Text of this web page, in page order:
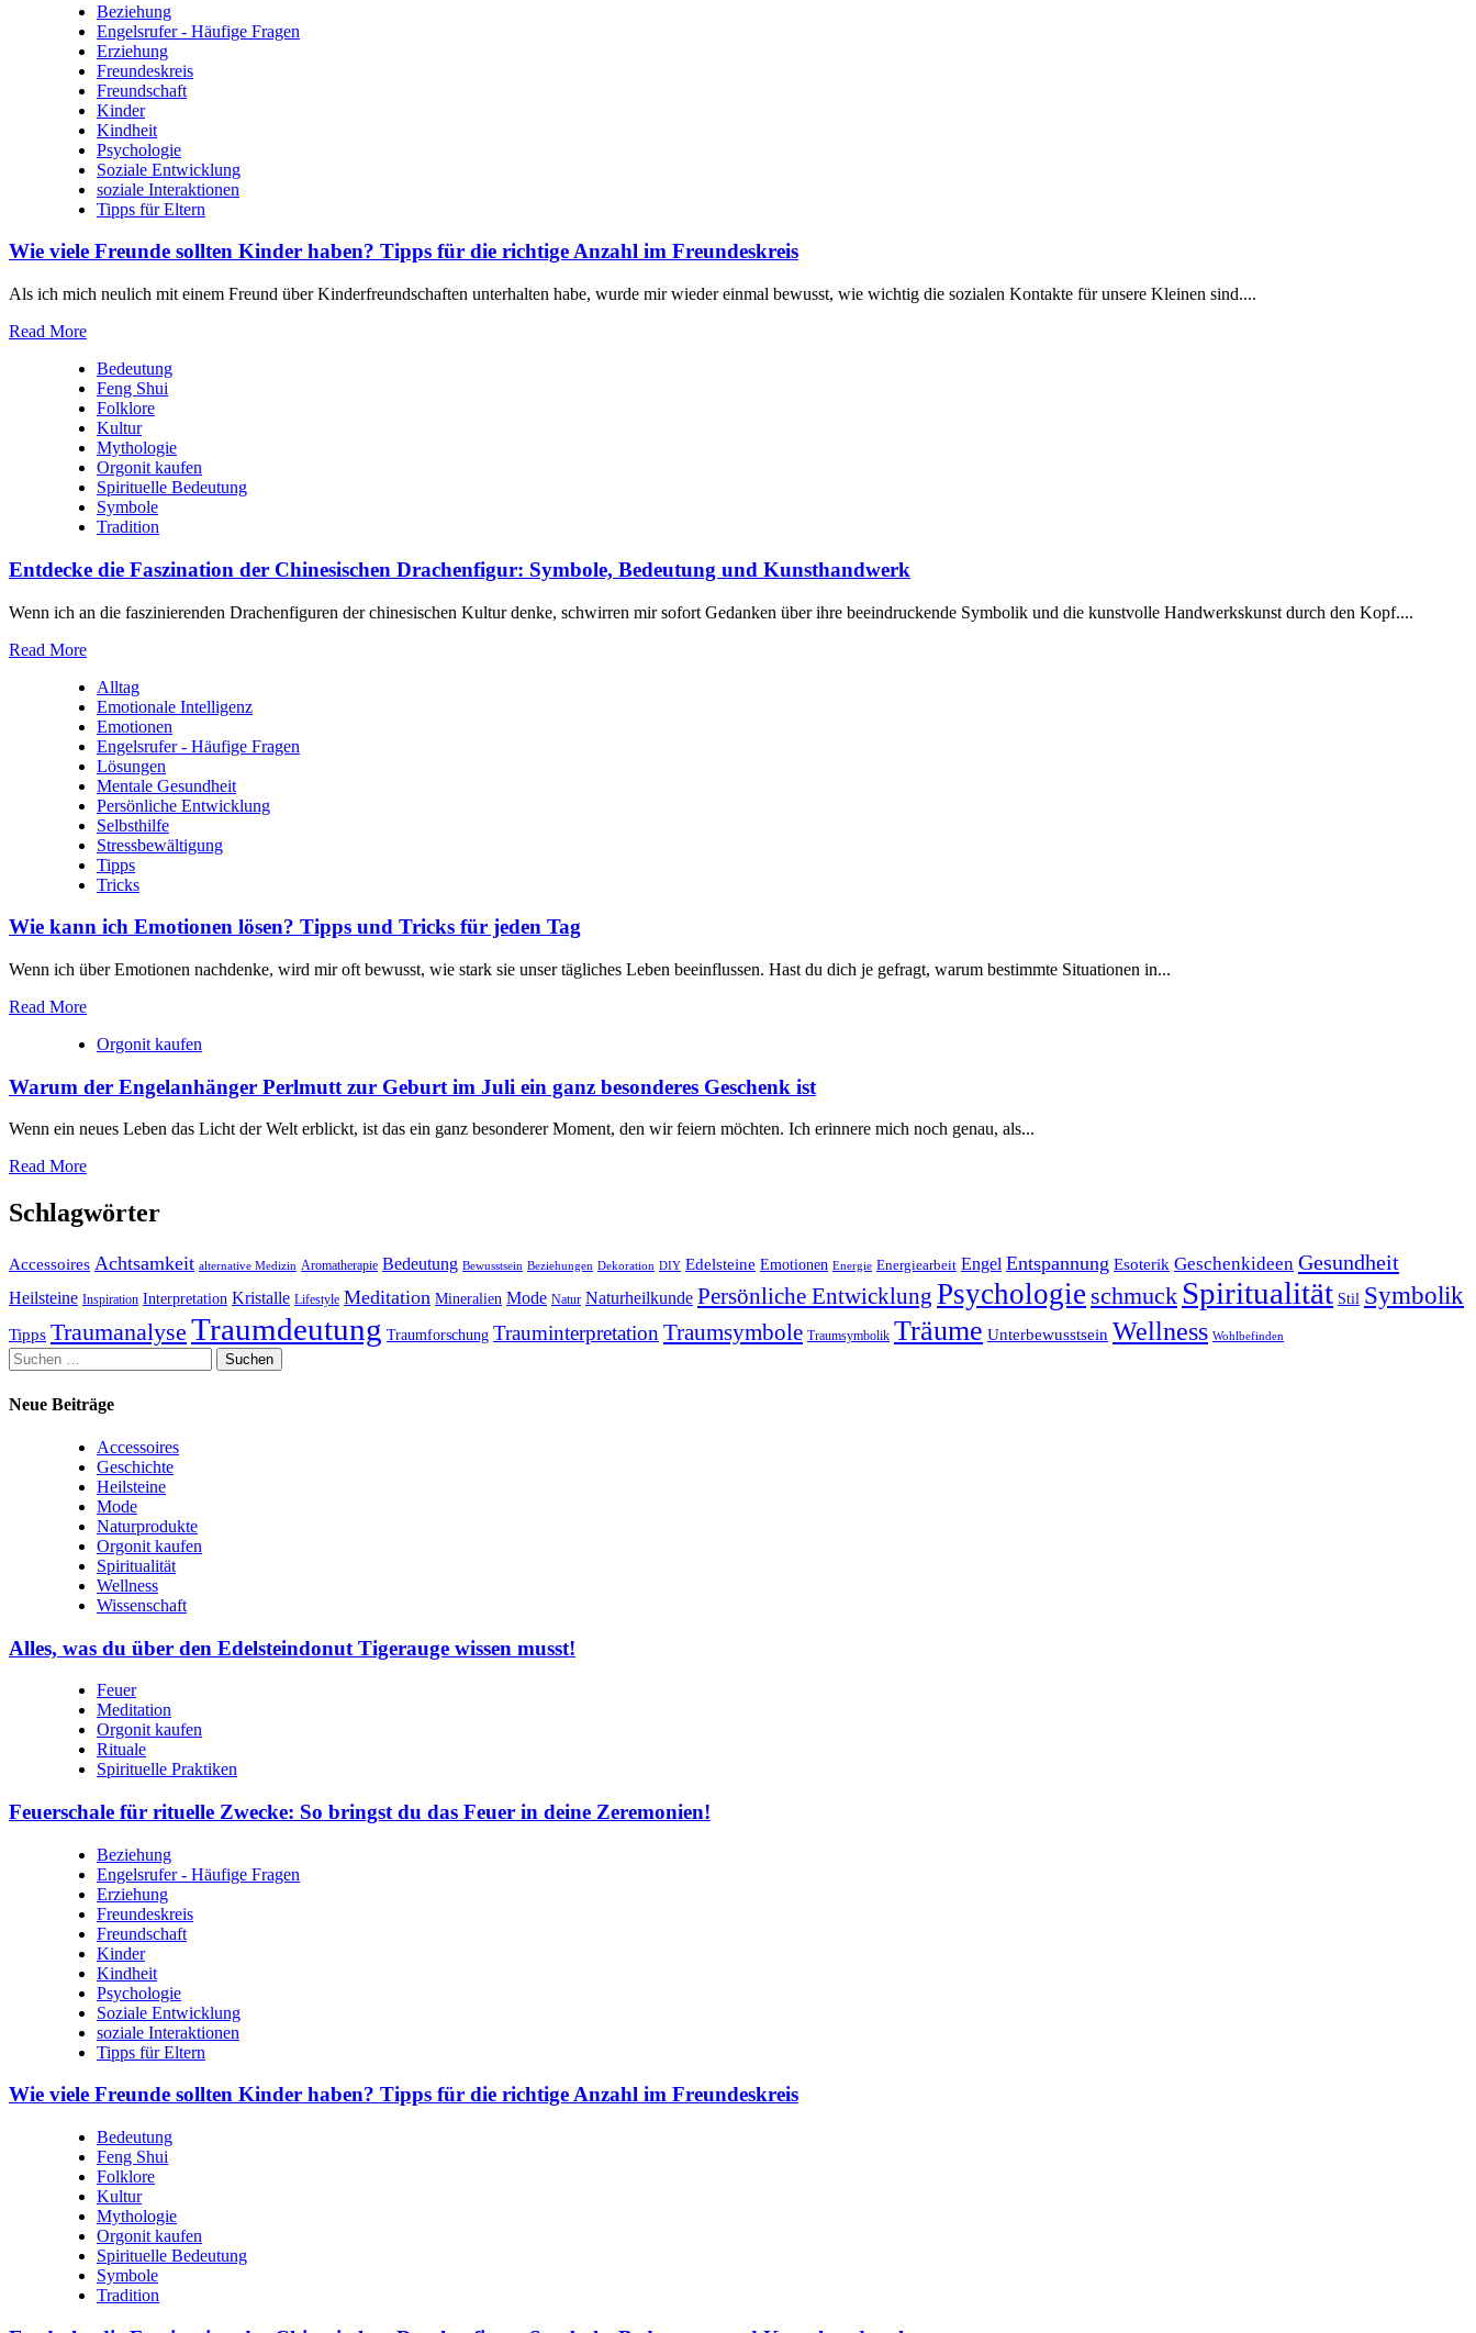
Beziehung
Engelsrufer - Häufige Fragen
Erziehung
Freundeskreis
Freundschaft
Kinder
Kindheit
Psychologie
Soziale Entwicklung
soziale Interaktionen
Tipps für Eltern
Wie viele Freunde sollten Kinder haben? Tipps für die richtige Anzahl im Freundeskreis
Als‍ ich mich neulich⁣ mit einem Freund⁣ über Kinderfreundschaften ​unterhalten ​habe,⁤ wurde ⁤mir wieder ‍einmal bewusst, ⁢wie wichtig die sozialen Kontakte für​ unsere Kleinen sind.‍...
Read More
Bedeutung
Feng Shui
Folklore
Kultur
Mythologie
Orgonit kaufen
Spirituelle Bedeutung
Symbole
Tradition
Entdecke die Faszination der Chinesischen Drachenfigur: Symbole, Bedeutung und Kunsthandwerk
Wenn ich an die faszinierenden Drachenfiguren der chinesischen Kultur denke, schwirren mir sofort Gedanken über ihre beeindruckende Symbolik und die kunstvolle Handwerkskunst durch den Kopf....
Read More
Alltag
Emotionale Intelligenz
Emotionen
Engelsrufer - Häufige Fragen
Lösungen
Mentale Gesundheit
Persönliche Entwicklung
Selbsthilfe
Stressbewältigung
Tipps
Tricks
Wie kann ich Emotionen lösen? Tipps und Tricks für jeden Tag
Wenn ich über Emotionen nachdenke, wird mir oft bewusst, wie stark ‍sie ⁤unser ⁢tägliches Leben beeinflussen. Hast du dich je gefragt, warum bestimmte ‌Situationen in...
Read More
Orgonit kaufen
Warum der Engelanhänger Perlmutt zur Geburt im Juli ein ganz besonderes Geschenk ist
Wenn ein neues Leben das Licht der Welt erblickt, ist das ein ganz besonderer Moment, den wir feiern möchten. Ich erinnere mich noch genau, als...
Read More
Schlagwörter
Accessoires Achtsamkeit alternative Medizin Aromatherapie Bedeutung Bewusstsein Beziehungen Dekoration DIY Edelsteine Emotionen Energie Energiearbeit Engel Entspannung Esoterik Geschenkideen Gesundheit
Heilsteine Inspiration Interpretation Kristalle Lifestyle Meditation Mineralien Mode Natur Naturheilkunde Persönliche Entwicklung Psychologie schmuck Spiritualität Stil Symbolik
Tipps Traumanalyse Traumdeutung Traumforschung TrauminterpretationTraumsymbole Traumsymbolik Träume Unterbewusstsein Wellness Wohlbefinden
Suchen
nach:
Neue Beiträge
Accessoires
Geschichte
Heilsteine
Mode
Naturprodukte
Orgonit kaufen
Spiritualität
Wellness
Wissenschaft
Alles, was du über den Edelsteindonut Tigerauge wissen musst!
Feuer
Meditation
Orgonit kaufen
Rituale
Spirituelle Praktiken
Feuerschale für rituelle Zwecke: So bringst du das Feuer in deine Zeremonien!
Beziehung
Engelsrufer - Häufige Fragen
Erziehung
Freundeskreis
Freundschaft
Kinder
Kindheit
Psychologie
Soziale Entwicklung
soziale Interaktionen
Tipps für Eltern
Wie viele Freunde sollten Kinder haben? Tipps für die richtige Anzahl im Freundeskreis
Bedeutung
Feng Shui
Folklore
Kultur
Mythologie
Orgonit kaufen
Spirituelle Bedeutung
Symbole
Tradition